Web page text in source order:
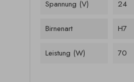
Spannung (V) 24
Birnenart H7
Leistung (W) 70